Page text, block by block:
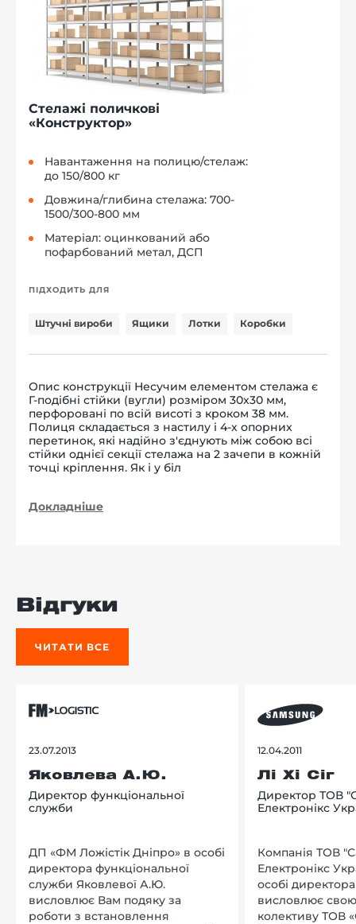
Стелажі поличкові
«Конструктор»
Навантаження на полицю/стелаж:
до 150/800 кг
Довжина/глибина стелажа: 700-
1500/300-800 мм
Матеріал: оцинкований або
пофарбований метал, ДСП
ПІДХОДИТЬ ДЛЯ
Штучні вироби Ящики Лотки Коробки
Опис конструкції Несучим елементом стелажа є
Г-подібні стійки (вугли) розміром 30х30 мм,
перфоровані по всій висоті з кроком 38 мм.
Полиця складається з настилу і 4-х опорних
перетинок, які надійно з'єднують між собою всі
стійки однієї секції стелажа на 2 зачепи в кожній
точці кріплення. Як і у біл
Докладніше
Відгуки
ЧИТАТИ ВСЕ
23.07.2013
Яковлева А.Ю.
Директор функціональної
служби
ДП «ФМ Ложістік Дніпро» в особі
директора функціональної
служби Яковлевої А.Ю.
висловлює Вам подяку за
роботи з встановлення
12.04.2011
Лі Хі Сіг
Директор ТОВ
Електронікс
Компанія ТОВ
Електронікс
особі
висловлює
колективу ТОВ